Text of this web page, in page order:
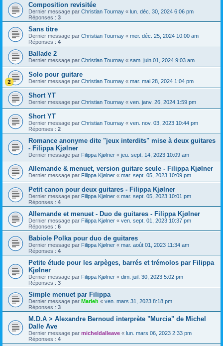
Composition revisitée
Dernier message par Christian Tournay « lun. déc. 30, 2024 6:06 pm
Réponses : 3
Sans titre
Dernier message par Christian Tournay « mer. déc. 25, 2024 10:00 am
Réponses : 4
Ballade 2
Dernier message par Christian Tournay « sam. juin 01, 2024 9:03 am
Solo pour guitare
Dernier message par Christian Tournay « mar. mai 28, 2024 1:04 pm
Short YT
Dernier message par Christian Tournay « ven. janv. 26, 2024 1:59 pm
Short YT
Dernier message par Christian Tournay « ven. nov. 03, 2023 10:44 pm
Réponses : 2
Romance anonyme dite "jeux interdits" mise à deux guitares
- Filippa Kjølner
Dernier message par Filippa Kjølner « jeu. sept. 14, 2023 10:09 am
Allemande & menuet, version guitare seule - Filippa Kjølner
Dernier message par Filippa Kjølner « mar. sept. 05, 2023 10:09 pm
Petit canon pour deux guitares - Filippa Kjølner
Dernier message par Filippa Kjølner « mar. sept. 05, 2023 10:01 pm
Réponses : 4
Allemande et menuet - Duo de guitares - Filippa Kjølner
Dernier message par Filippa Kjølner « ven. sept. 01, 2023 10:37 pm
Réponses : 6
Babiole Polka pour duo de guitares
Dernier message par Filippa Kjølner « mar. août 01, 2023 11:34 am
Réponses : 4
Petite étude pour les arpèges, barrés et trémolos par Filippa
Kjølner
Dernier message par Filippa Kjølner « dim. juil. 30, 2023 5:02 pm
Réponses : 3
Simple menuet par Filippa
Dernier message par Marieh « ven. mars 31, 2023 8:18 pm
Réponses : 3
M.D.A > Alexandre Bernoud interprète "Murcia" de Michel
Dalle Ave
Dernier message par micheldalleave « lun. mars 06, 2023 2:33 pm
Réponses : 4